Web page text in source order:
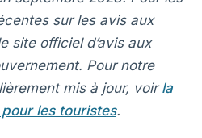
sur les avis aux
site officiel d’avis aux
Pour notre
mis à jour, voirla
les touristes.